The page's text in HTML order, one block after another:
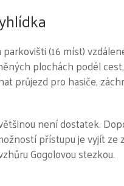
(16 míst)
plochách podél
průjezd pro hasiče,
není dostatek.
přístupu je vyjít ze
Gogolovou stezkou.